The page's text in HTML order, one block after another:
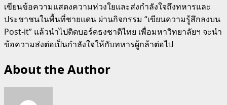
เขียนข้อความแสดงความห่วงใยและส่งกำลังใจถึงทหารและ
ประชาชนในพื้นที่ชายแดน ผ่านกิจกรรม “เขียนความรู้สึกลงบน
Post-it” แล้วนำไปติดบอร์ดธงชาติไทย เพื่อมหาวิทยาลัยฯ จะนำ
ข้อความส่งต่อเป็นกำลังใจให้กับทหารผู้กล้าต่อไป
About the Author